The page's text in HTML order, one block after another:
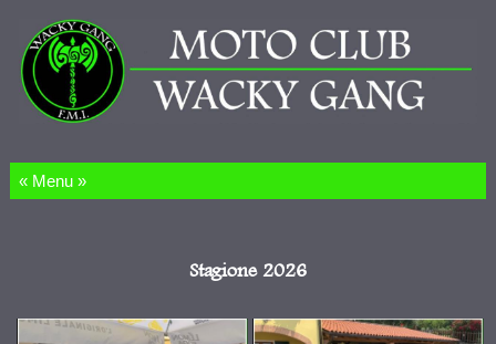
Salta al contenuto
Stagione 2026